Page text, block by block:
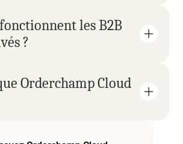
les B2B
?
Orderchamp Cloud